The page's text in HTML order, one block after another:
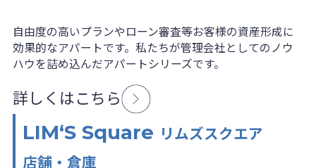
自由度の高いプランやローン審査等お客様の資産形成に
効果的なアパートです。私たちが管理会社としてのノウ
ハウを詰め込んだアパートシリーズです。
詳しくはこちら
LIM‘S Square リムズスクエア
店舗・倉庫